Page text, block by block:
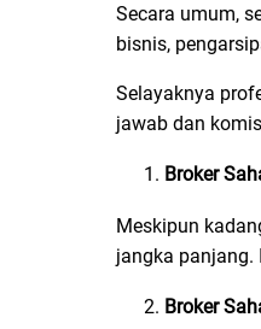
Secara umum,
bisnis,
Selayaknya
jawab dan
Broker
Meskipun
jangka panjang.
Broker